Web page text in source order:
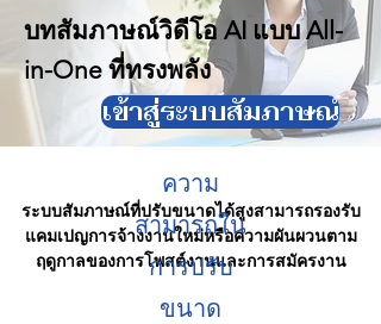
บทสัมภาษณ์วิดีโอ AI แบบ All-
in-One ที่ทรงพลัง
เข้าสู่ระบบสัมภาษณ์
ระบบสัมภาษณ์ที่ปรับขนาดได้สูงสามารถรองรับ
แคมเปญการจ้างงานใหม่หรือความผันผวนตาม
ฤดูกาลของการโพสต์งานและการสมัครงาน
ความ
สามารถใน
การปรับ
ขนาด